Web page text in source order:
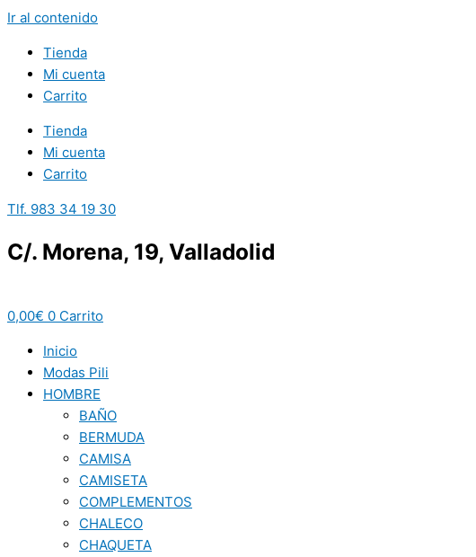
Ir al contenido
Tienda
Mi cuenta
Carrito
Tienda
Mi cuenta
Carrito
Tlf. 983 34 19 30
C/. Morena, 19, Valladolid
0,00€ 0 Carrito
Inicio
Modas Pili
HOMBRE
BAÑO
BERMUDA
CAMISA
CAMISETA
COMPLEMENTOS
CHALECO
CHAQUETA